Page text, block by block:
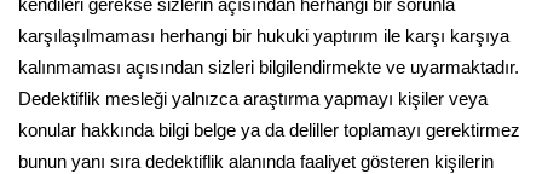
kendileri gerekse sizlerin açısından herhangi bir sorunla
karşılaşılmaması herhangi bir hukuki yaptırım ile karşı karşıya
kalınmaması açısından sizleri bilgilendirmekte ve uyarmaktadır.
Dedektiflik mesleği yalnızca araştırma yapmayı kişiler veya
konular hakkında bilgi belge ya da deliller toplamayı gerektirmez
bunun yanı sıra dedektiflik alanında faaliyet gösteren kişilerin